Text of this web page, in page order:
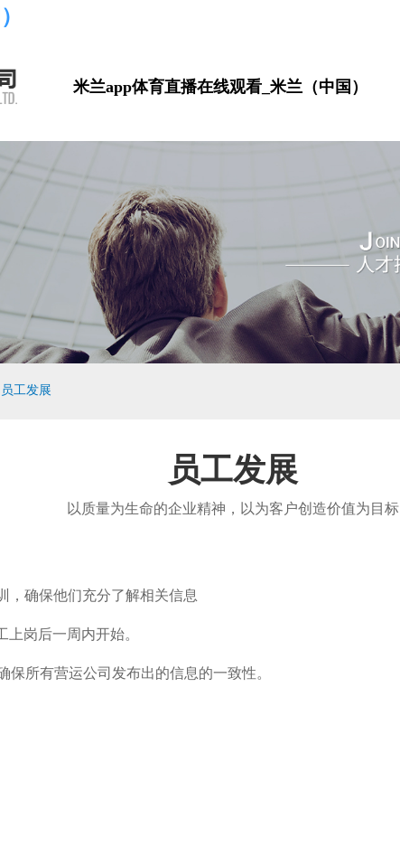
米兰app体育直播在线观看_米兰（中国）
员工发展
员工发展
以质量为生命的企业精神，以为客户创造价值为目标
，确保他们充分了解相关信息
岗后一周内开始。
所有营运公司发布出的信息的一致性。